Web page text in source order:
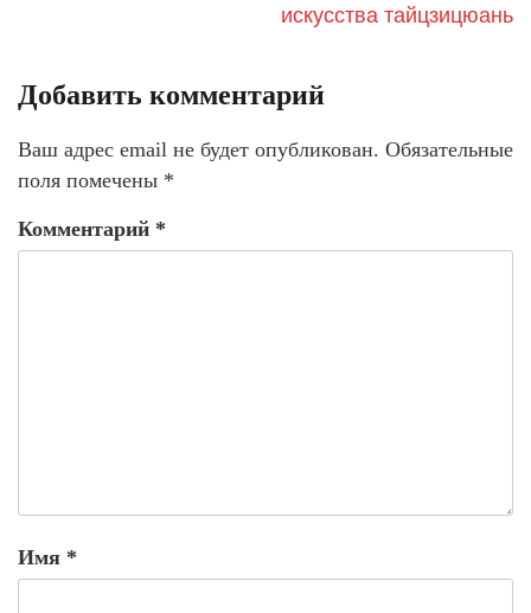
искусства тайцзицюань
Добавить комментарий
Ваш адрес email не будет опубликован. Обязательные
поля помечены *
Комментарий *
Имя *